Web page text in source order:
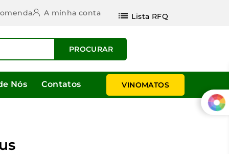
A minha conta list Lista RFQ
PROCURAR
Nós Contatos VINOMATOS